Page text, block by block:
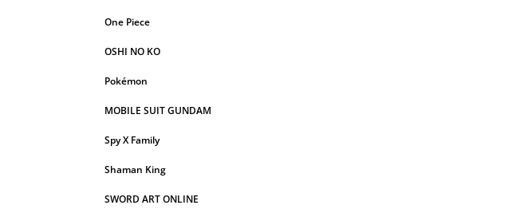
One Piece
OSHI NO KO
Pokémon
MOBILE SUIT GUNDAM
Spy X Family
Shaman King
SWORD ART ONLINE